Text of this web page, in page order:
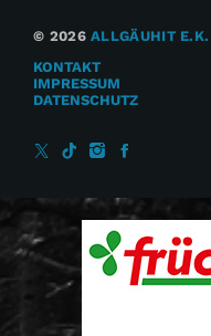
© 2026ALLGÄUHIT E.K.
KONTAKT
IMPRESSUM
DATENSCHUTZ